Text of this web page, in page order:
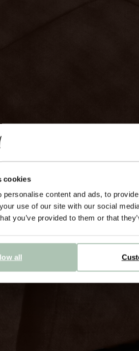
cookies
personalise content and ads, to
use of our site with our social
you’ve provided to them or that
all